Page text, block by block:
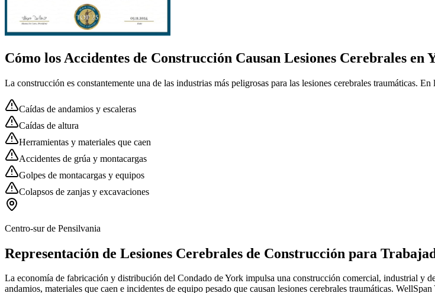
Cómo los Accidentes de Construcción Causan Lesiones Cerebrales en
La construcción es constantemente una de las industrias más peligrosas para las lesiones cerebrales traumáticas. En
Caídas de andamios y escaleras
Caídas de altura
Herramientas y materiales que caen
Accidentes de grúa y montacargas
Golpes de montacargas y equipos
Colapsos de zanjas y excavaciones
Centro-sur de Pensilvania
Representación de Lesiones Cerebrales de Construcción para
La economía de fabricación y distribución del Condado de York impulsa una construcción comercial, industrial y
andamios, materiales que caen e incidentes de equipo pesado que causan lesiones cerebrales traumáticas.